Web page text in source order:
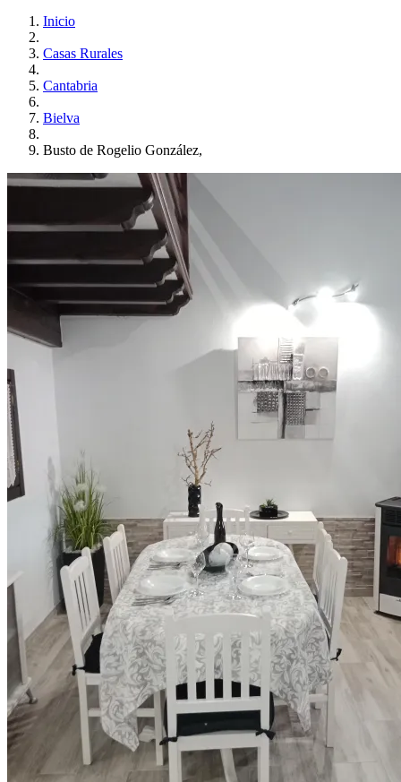
Inicio
Casas Rurales
Cantabria
Bielva
Busto de Rogelio González,